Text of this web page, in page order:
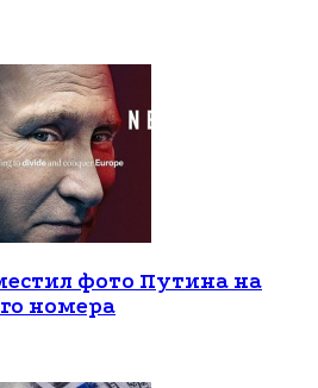
фото Путина на
номера